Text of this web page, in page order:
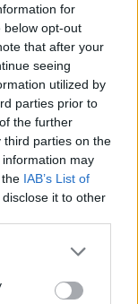
for
below opt-out
that after your
seeing
utilized by
parties prior to
the further
third parties on the
information may
IAB’s List of
it to other
πρόγραμμα
τα
και
στήριξης
θα λάβετε
ευρώ